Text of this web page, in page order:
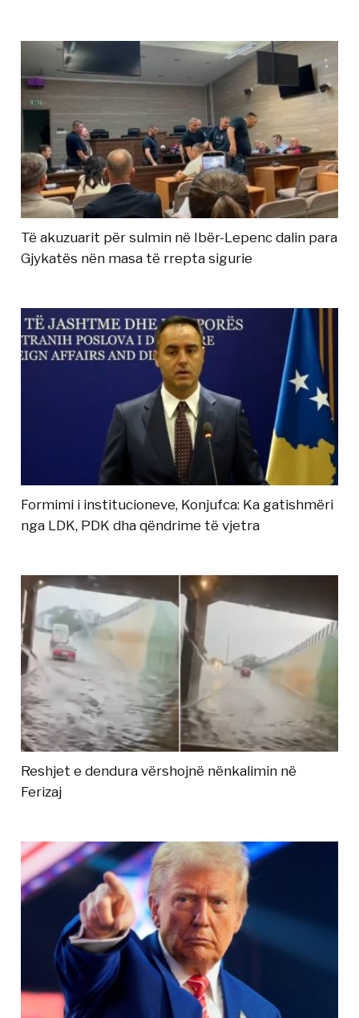
Të akuzuarit për sulmin në Ibër-Lepenc dalin para
Gjykatës nën masa të rrepta sigurie
Formimi i institucioneve, Konjufca: Ka gatishmëri
nga LDK, PDK dha qëndrime të vjetra
Reshjet e dendura vërshojnë nënkalimin në
Ferizaj